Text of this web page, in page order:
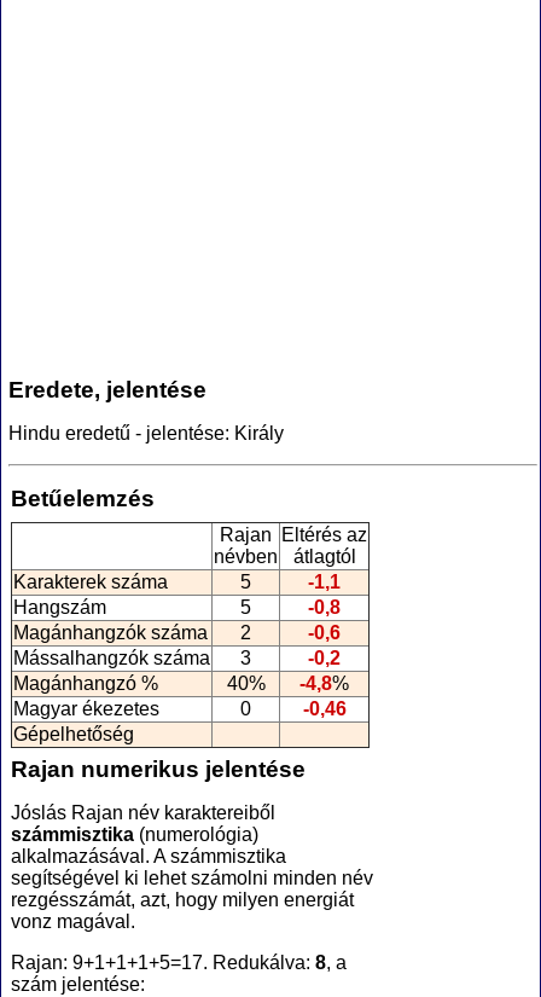
Eredete, jelentése
Hindu eredetű - jelentése: Király
Betűelemzés
Rajan
névben
Eltérés az
átlagtól
Karakterek száma
5
-1,1
Hangszám
5
-0,8
Magánhangzók száma
2
-0,6
Mássalhangzók száma
3
-0,2
Magánhangzó %
40% -4,8%
Magyar ékezetes
0
-0,46
Gépelhetőség
Rajan numerikus jelentése
Jóslás Rajan név karaktereiből
számmisztika (numerológia)
alkalmazásával. A számmisztika
segítségével ki lehet számolni minden név
rezgésszámát, azt, hogy milyen energiát
vonz magával.
Rajan: 9+1+1+1+5=17. Redukálva: 8, a
szám jelentése: